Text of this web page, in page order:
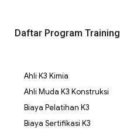
Daftar Program Training
Ahli K3 Kimia
Ahli Muda K3 Konstruksi
Biaya Pelatihan K3
Biaya Sertifikasi K3